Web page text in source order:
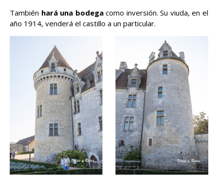
También hará una bodegacomo inversión. Su viuda, en el
año 1914, venderá el castillo a un particular.